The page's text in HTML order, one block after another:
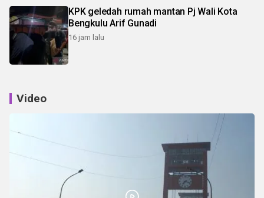
KPK geledah rumah mantan Pj Wali Kota
Bengkulu Arif Gunadi
16 jam lalu
Video